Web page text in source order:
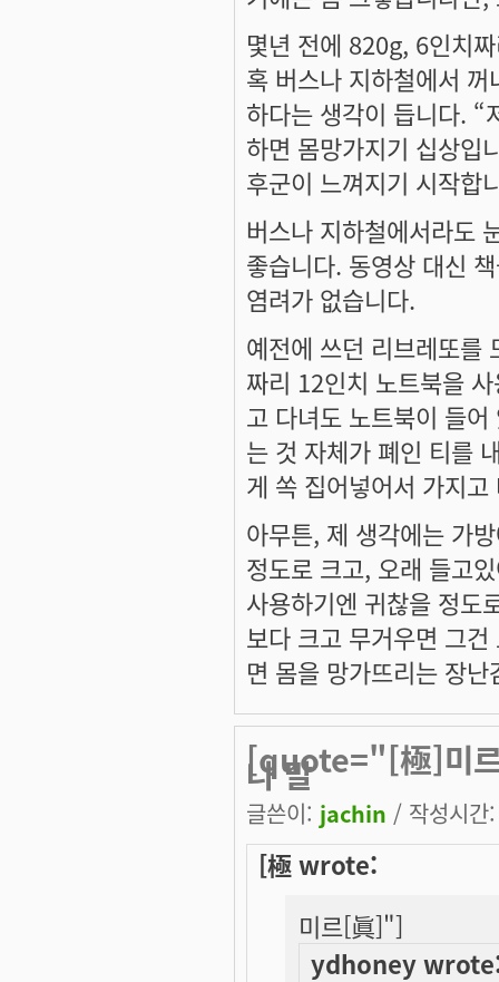
몇년 전에 820g, 6인치
혹 버스나 지하철에서
하다는 생각이 듭니다. “
하면 몸망가지기 십상입
후군이 느껴지기 시작합
버스나 지하철에서라도
좋습니다. 동영상 대신
염려가 없습니다.
예전에 쓰던 리브레또를
짜리 12인치 노트북을
고 다녀도 노트북이 들
는 것 자체가 폐인 티를
게 쏙 집어넣어서 가지고
아무튼, 제 생각에는 가
정도로 크고, 오래 들고
사용하기엔 귀찮을 정도
보다 크고 무거우면 그
면 몸을 망가뜨리는 장
[quote="[極]미
나 말
글쓴이: jachin / 작성시
[極 wrote:
미르[眞]"]
ydhoney